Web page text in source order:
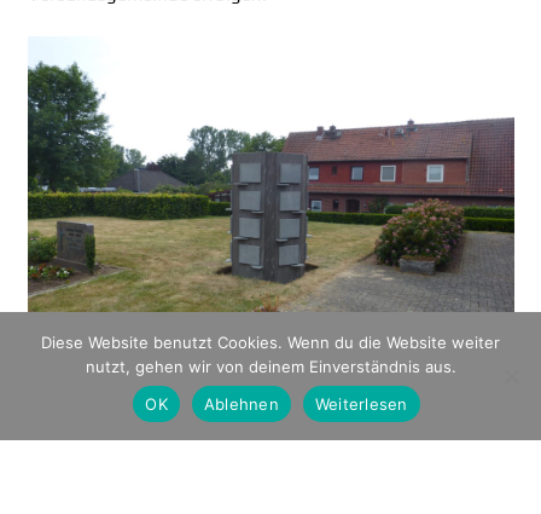
Diese Website benutzt Cookies. Wenn du die Website weiter
nutzt, gehen wir von deinem Einverständnis aus.
OK
Ablehnen Weiterlesen